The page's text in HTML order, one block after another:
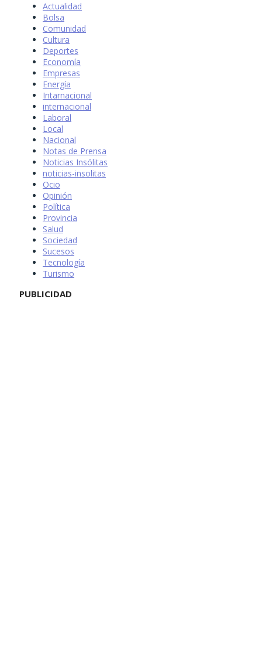
Actualidad
Bolsa
Comunidad
Cultura
Deportes
Economía
Empresas
Energía
Intarnacional
internacional
Laboral
Local
Nacional
Notas de Prensa
Noticias Insólitas
noticias-insolitas
Ocio
Opinión
Política
Provincia
Salud
Sociedad
Sucesos
Tecnología
Turismo
PUBLICIDAD